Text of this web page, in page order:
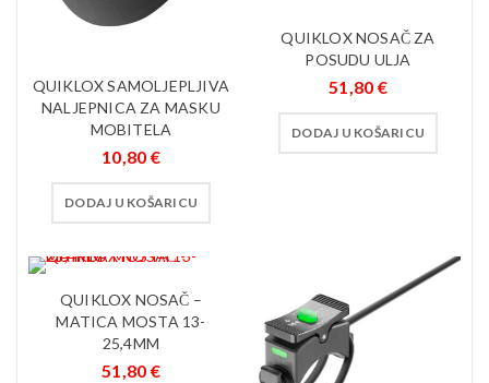
QUIKLOX SAMOLJEPLJIVA
NALJEPNICA ZA MASKU
MOBITELA
10,80 €
DODAJ U KOŠARICU
QUIKLOX NOSAČ ZA
POSUDU ULJA
51,80 €
DODAJ U KOŠARICU
QUIKLOX NOSAČ –
MATICA MOSTA 13-
25,4MM
51,80 €